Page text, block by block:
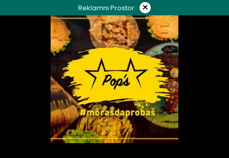
to
Reklamni Prostor ×